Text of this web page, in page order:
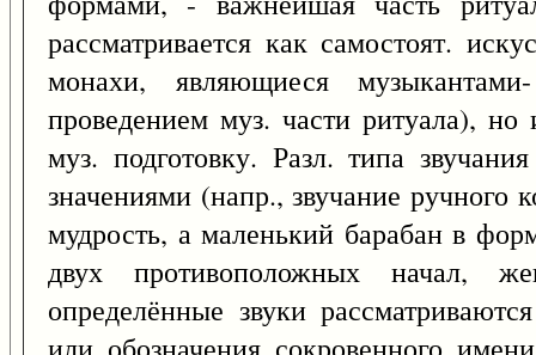
рассматривается как самостоят.
монахи, являющиеся
проведением муз. части ритуала),
муз. подготовку. Разл. типа
значениями (напр., звучание ручного
мудрость, а маленький барабан в
двух противоположных начал,
определённые звуки